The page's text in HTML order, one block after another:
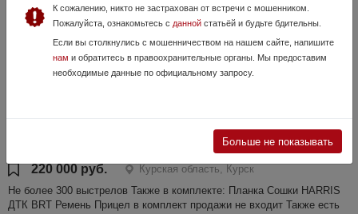
220 000 руб.
Курская область, Курск
Не более 300 выстрелов Также в комплекте: Планка Сошки HARRIS
ДТК BRT Ремень Прицел в комплект продажи не входит Также есть
К сожалению, никто не застрахован от встречи с мошенником.
Пожалуйста, ознакомьтесь с даннойстатьёй и будьте бдительны.
Если вы столкнулись с мошенничеством на нашем сайте, напишите
нам и обратитесь в правоохранительные органы. Мы предоставим
необходимые данные по официальному запросу.
Больше не показывать